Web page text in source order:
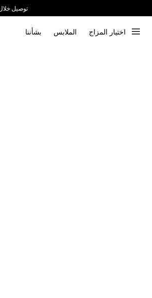
توصيل خلال 7 أيام إلى جميع دول
اختيار المزاج الملابس بشأننا